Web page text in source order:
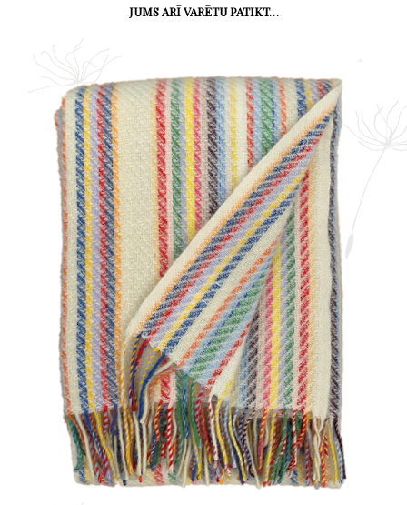
JUMS ARĪ VARĒTU PATIKT…